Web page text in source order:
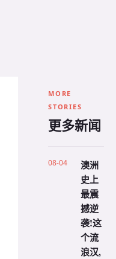
MORE
STORIES
更多新闻
08-04
澳洲
史上
最震
撼逆
袭!这
个流
浪汉,